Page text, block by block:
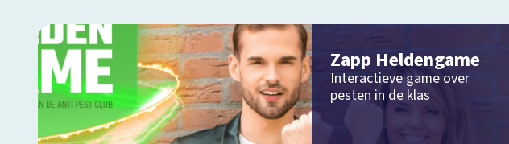
Zapp Heldengame
Interactieve game over
pesten in de klas